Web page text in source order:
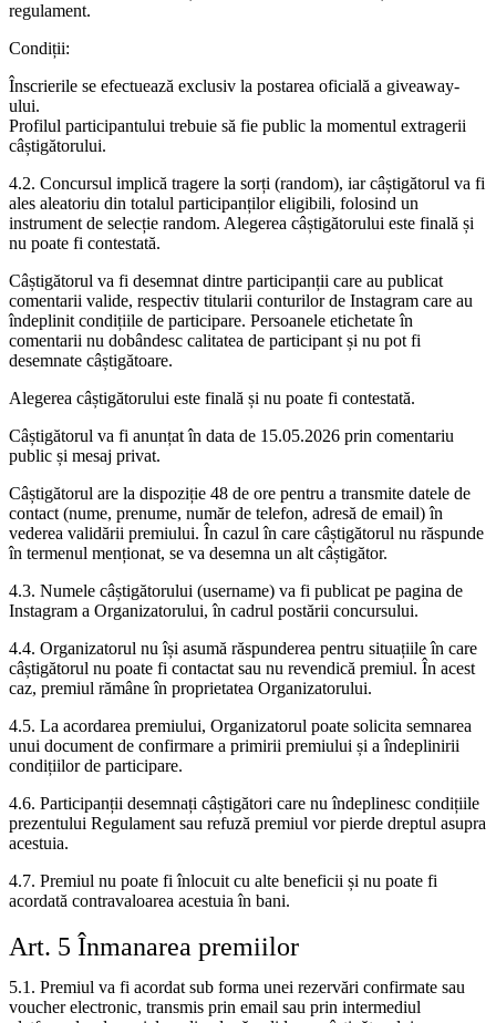
regulament.
Condiții:
Înscrierile se efectuează exclusiv la postarea oficială a giveaway-
ului.
Profilul participantului trebuie să fie public la momentul extragerii
câștigătorului.
4.2. Concursul implică tragere la sorți (random), iar câștigătorul va fi
ales aleatoriu din totalul participanților eligibili, folosind un
instrument de selecție random. Alegerea câștigătorului este finală și
nu poate fi contestată.
Câștigătorul va fi desemnat dintre participanții care au publicat
comentarii valide, respectiv titularii conturilor de Instagram care au
îndeplinit condițiile de participare. Persoanele etichetate în
comentarii nu dobândesc calitatea de participant și nu pot fi
desemnate câștigătoare.
Alegerea câștigătorului este finală și nu poate fi contestată.
Câștigătorul va fi anunțat în data de 15.05.2026 prin comentariu
public și mesaj privat.
Câștigătorul are la dispoziție 48 de ore pentru a transmite datele de
contact (nume, prenume, număr de telefon, adresă de email) în
vederea validării premiului. În cazul în care câștigătorul nu răspunde
în termenul menționat, se va desemna un alt câștigător.
4.3. Numele câștigătorului (username) va fi publicat pe pagina de
Instagram a Organizatorului, în cadrul postării concursului.
4.4. Organizatorul nu își asumă răspunderea pentru situațiile în care
câștigătorul nu poate fi contactat sau nu revendică premiul. În acest
caz, premiul rămâne în proprietatea Organizatorului.
4.5. La acordarea premiului, Organizatorul poate solicita semnarea
unui document de confirmare a primirii premiului și a îndeplinirii
condițiilor de participare.
4.6. Participanții desemnați câștigători care nu îndeplinesc condițiile
prezentului Regulament sau refuză premiul vor pierde dreptul asupra
acestuia.
4.7. Premiul nu poate fi înlocuit cu alte beneficii și nu poate fi
acordată contravaloarea acestuia în bani.
Art. 5 Înmanarea premiilor
5.1. Premiul va fi acordat sub forma unei rezervări confirmate sau
voucher electronic, transmis prin email sau prin intermediul